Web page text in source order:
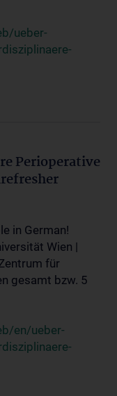
ueber-
Perioperative
in German!
Wien |
für
gesamt bzw. 5
en/ueber-